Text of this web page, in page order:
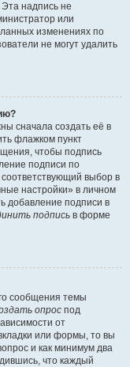
надпись не
или
изменениях по
не могут удалить
сначала создать её в
флажком пункт
чтобы подпись
подписи по
выбор в
настройки» в личном
добавление подписи в
подпись в форме
сообщения темы
опрос под
от
или формы, то вы
и как минимум два
что каждый